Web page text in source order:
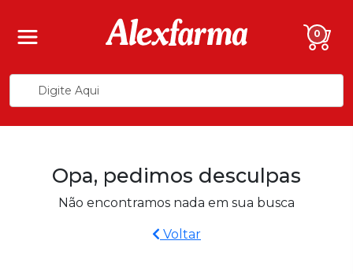
0
Opa, pedimos desculpas
Não encontramos nada em sua busca
Voltar